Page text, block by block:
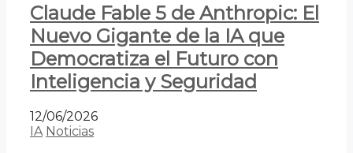
Claude Fable 5 de Anthropic: El
Nuevo Gigante de la IA que
Democratiza el Futuro con
Inteligencia y Seguridad
12/06/2026
IA Noticias